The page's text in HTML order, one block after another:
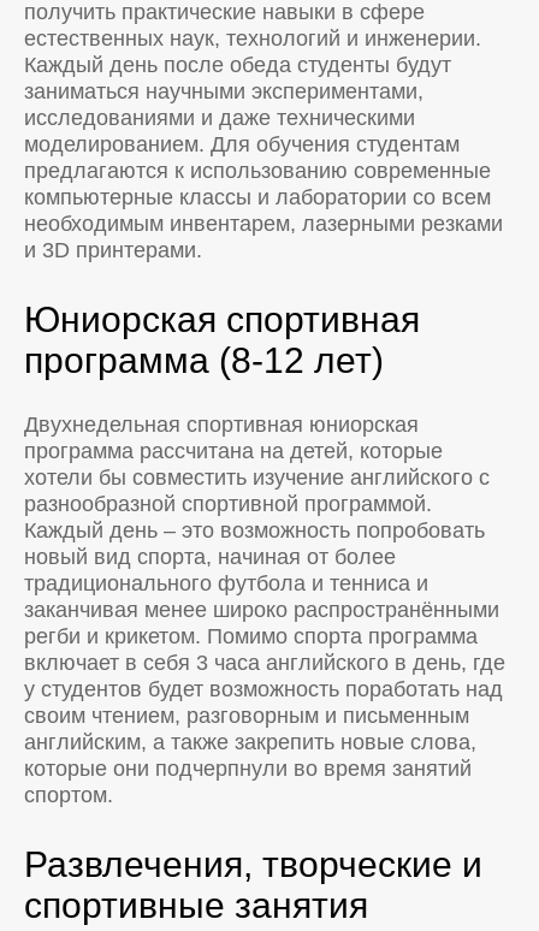
получить практические навыки в сфере
естественных наук, технологий и инженерии.
Каждый день после обеда студенты будут
заниматься научными экспериментами,
исследованиями и даже техническими
моделированием. Для обучения студентам
предлагаются к использованию современные
компьютерные классы и лаборатории со всем
необходимым инвентарем, лазерными резками
и 3D принтерами.
Юниорская спортивная
программа (8-12 лет)
Двухнедельная спортивная юниорская
программа рассчитана на детей, которые
хотели бы совместить изучение английского с
разнообразной спортивной программой.
Каждый день – это возможность попробовать
новый вид спорта, начиная от более
традиционального футбола и тенниса и
заканчивая менее широко распространёнными
регби и крикетом. Помимо спорта программа
включает в себя 3 часа английского в день, где
у студентов будет возможность поработать над
своим чтением, разговорным и письменным
английским, а также закрепить новые слова,
которые они подчерпнули во время занятий
спортом.
Развлечения, творческие и
спортивные занятия